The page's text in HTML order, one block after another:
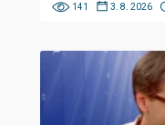
141 3. 8. 2026